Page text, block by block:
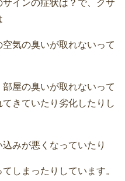
インの症状は？で、クサ
気の臭いが取れないって
屋の臭いが取れないって
きていたり劣化したりし
みが悪くなっていたり
しまったりしています。